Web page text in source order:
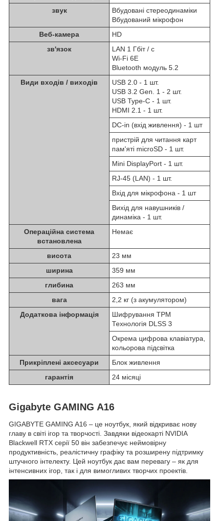
звук
Вбудовані стереодинаміки
Вбудований мікрофон
Веб-камера
HD
зв'язок
LAN 1 Гбіт / с
Wi-Fi 6Е
Bluetooth модуль 5.2
Види входів / виходів
USB 2.0 - 1 шт.
USB 3.2 Gen. 1 - 2 шт.
USB Type-C - 1 шт.
HDMI 2.1 - 1 шт.
DC-in (вхід живлення) - 1 шт
пристрій для читання карт
пам'яті microSD - 1 шт.
Mini DisplayPort - 1 шт.
RJ-45 (LAN) - 1 шт.
Вхід для мікрофона - 1 шт
Вихід для навушників /
динаміка - 1 шт.
Операційна система
встановлена
Немає
висота
23 мм
ширина
359 мм
глибина
263 мм
вага
2,2 кг (з акумулятором)
Додаткова інформація
Шифрування TPM
Технологія DLSS 3
Окрема цифрова клавіатура,
кольорова підсвітка
Прикріплені аксесуари
Блок живлення
гарантія
24 місяці
Gigabyte GAMING A16
GIGABYTE GAMING A16 – це ноутбук, який відкриває нову
главу в світі ігор та творчості. Завдяки відеокарті NVIDIA
Blackwell RTX серії 50 він забезпечує неймовірну
продуктивність, реалістичну графіку та розширену підтримку
штучного інтелекту. Цей ноутбук дає вам перевагу – як для
інтенсивних ігор, так і для вимогливих творчих проектів.